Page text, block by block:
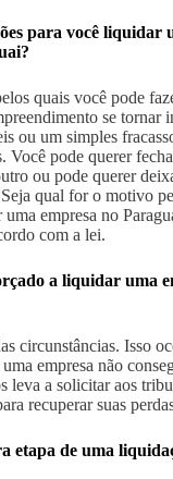
para você liquidar
quais você pode
se tornar
ou um simples
Você pode querer
ou pode querer
qual for o motivo
empresa no
com a lei.
a liquidar uma
circunstâncias. Isso
empresa não
leva a solicitar aos
recuperar suas
etapa de uma